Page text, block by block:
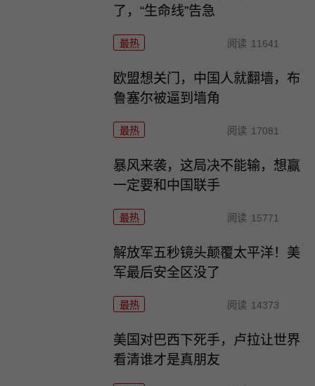
了，“生命线”告急
最热 阅读 11641
欧盟想关门，中国人就翻墙，布
鲁塞尔被逼到墙角
最热 阅读 17081
暴风来袭，这局决不能输，想赢
一定要和中国联手
最热 阅读 15771
解放军五秒镜头颠覆太平洋！美
军最后安全区没了
最热 阅读 14373
美国对巴西下死手，卢拉让世界
看清谁才是真朋友